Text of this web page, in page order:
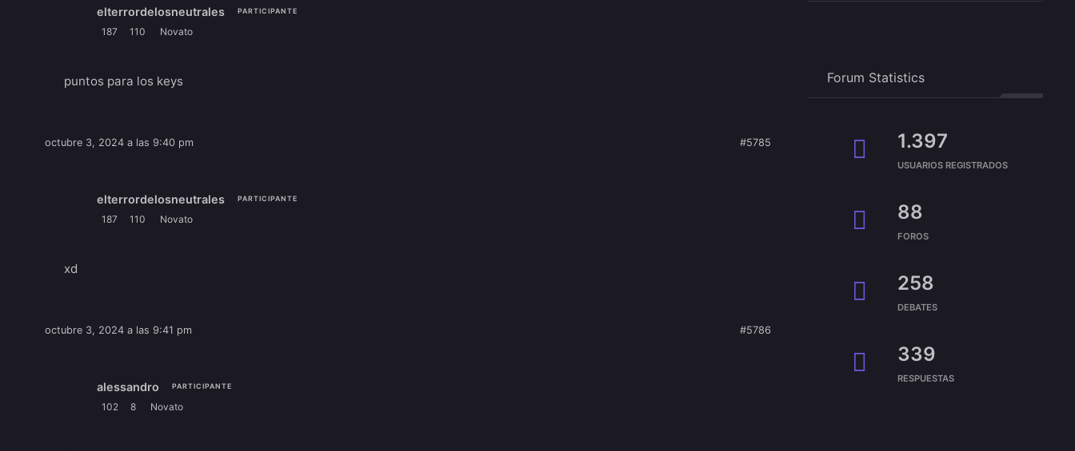
elterrordelosneutrales PARTICIPANTE
187 110 Novato
puntos para los keys
octubre 3, 2024 a las 9:40 pm #5785
elterrordelosneutrales PARTICIPANTE
187 110 Novato
xd
octubre 3, 2024 a las 9:41 pm #5786
alessandro PARTICIPANTE
102 8 Novato
Forum Statistics
1.397
USUARIOS REGISTRADOS
88
FOROS
258
DEBATES
339
RESPUESTAS